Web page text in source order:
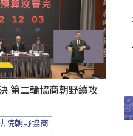
第二輪協商朝野續攻
院朝野協商